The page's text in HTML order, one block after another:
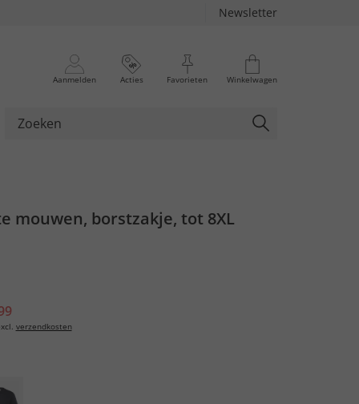
Newsletter
Aanmelden Acties Favorieten Winkelwagen
mouwen, borstzakje, tot 8XL
verzendkosten